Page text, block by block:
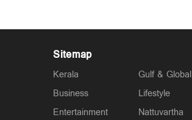
Sitemap
Kerala
Business
Entertainment
Gulf & Global
Lifestyle
Nattuvartha